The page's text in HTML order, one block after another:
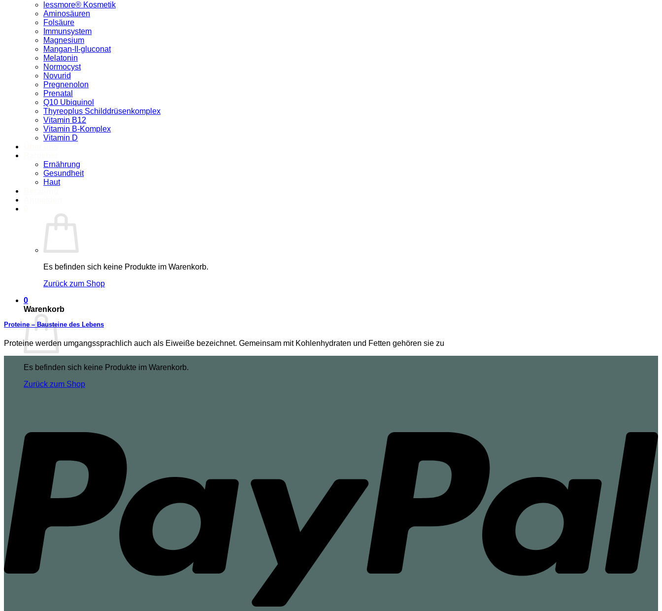
lessmore® Kosmetik
Aminosäuren
Folsäure
Immunsystem
Magnesium
Mangan-II-gluconat
Melatonin
Normocyst
Novurid
Pregnenolon
Prenatal
Q10 Ubiquinol
Thyreoplus Schilddrüsenkomplex
Vitamin B12
Vitamin B-Komplex
Vitamin D
Ernährung
Gesundheit
Haut
Es befinden sich keine Produkte im Warenkorb.
Zurück zum Shop
0
Warenkorb
Es befinden sich keine Produkte im Warenkorb.
Zurück zum Shop
Proteine – Bausteine des Lebens
Proteine werden umgangssprachlich auch als Eiweiße bezeichnet. Gemeinsam mit Kohlenhydraten und Fetten gehören sie zu